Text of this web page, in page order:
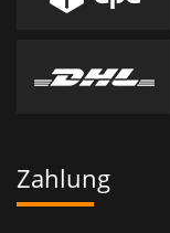
Zahlung